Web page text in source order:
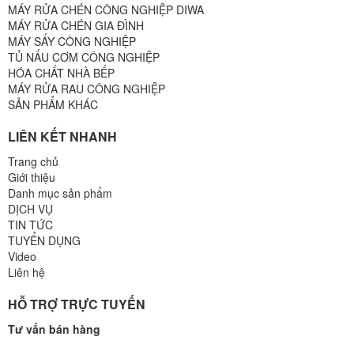
MÁY RỬA CHÉN CÔNG NGHIỆP DIWA
MÁY RỬA CHÉN GIA ĐÌNH
MÁY SẤY CÔNG NGHIỆP
TỦ NẤU CƠM CÔNG NGHIỆP
HÓA CHẤT NHÀ BẾP
MÁY RỬA RAU CÔNG NGHIỆP
SẢN PHẨM KHÁC
LIÊN KẾT NHANH
Trang chủ
Giới thiệu
Danh mục sản phẩm
DỊCH VỤ
TIN TỨC
TUYỂN DỤNG
Video
Liên hệ
HỖ TRỢ TRỰC TUYẾN
Tư vấn bán hàng